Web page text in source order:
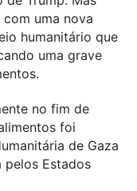
uma nova
humanitário que
uma grave
no fim de
foi
de Gaza
pelos Estados